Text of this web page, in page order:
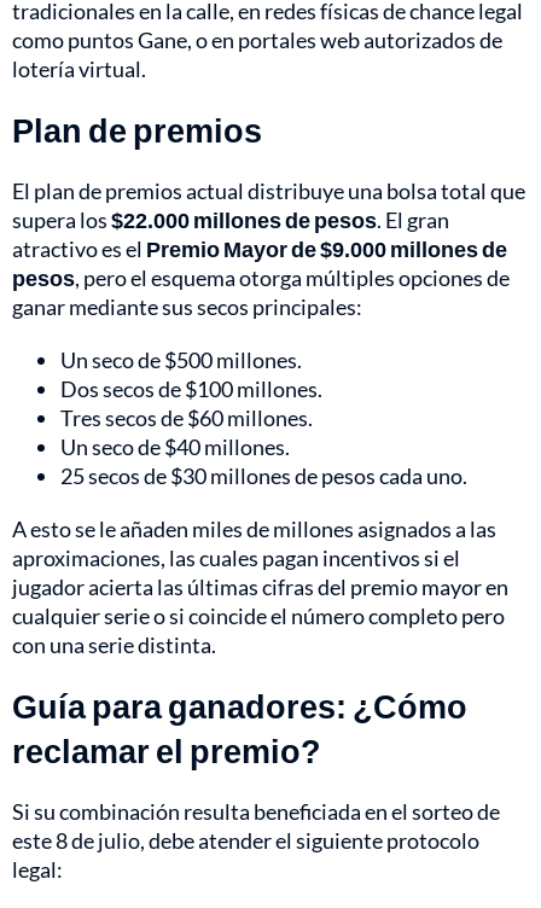
tradicionales en la calle, en redes físicas de chance legal
como puntos Gane, o en portales web autorizados de
lotería virtual.
Plan de premios
El plan de premios actual distribuye una bolsa total que
supera los$22.000 millones de pesos. El gran
atractivo es el Premio Mayor de $9.000 millones de
pesos, pero el esquema otorga múltiples opciones de
ganar mediante sus secos principales:
Un seco de $500 millones.
Dos secos de $100 millones.
Tres secos de $60 millones.
Un seco de $40 millones.
25 secos de $30 millones de pesos cada uno.
A esto se le añaden miles de millones asignados a las
aproximaciones, las cuales pagan incentivos si el
jugador acierta las últimas cifras del premio mayor en
cualquier serie o si coincide el número completo pero
con una serie distinta.
Guía para ganadores: ¿Cómo
reclamar el premio?
Si su combinación resulta beneficiada en el sorteo de
este 8 de julio, debe atender el siguiente protocolo
legal: